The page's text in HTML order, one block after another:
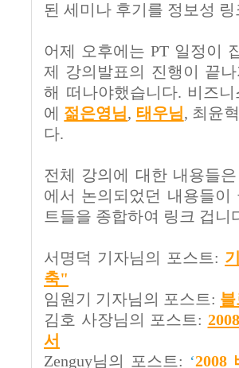
된 세미나 후기를 정보성
어제 오후에는 PT 일정이
제 강의발표의 진행이 끝
해 떠나야했습니다. 비즈
에 젊은영님, 태우님, 최윤
다.
전체 강의에 대한 내용들
에서 논의되었던 내용들
트들을 종합하여 링크 겁니
서명덕 기자님의 포스트:
축"
임원기 기자님의 포스트:
김호 사장님의 포스트:
서
Zenguy님의 포스트: ‘2008